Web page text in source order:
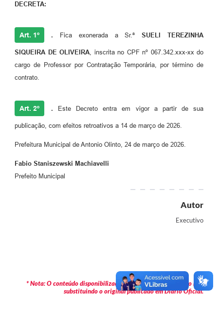
Leis
PPA 2026-2029
Tributação Municipal
Informação ao Cidadão
IPTU
Leis Municipais
Plano de Governo
Principal
DECRETA:
Art. 1º . Fica exonerada a Sr.ªSUELI TEREZINHA
SIQUEIRA DE OLIVEIRA, inscrita no CPF nº 067.342.xxx-xx do
cargo de Professor por Contratação Temporária, por término de
contrato.
Art. 2º . Este Decreto entra em vigor a partir de sua
publicação, com efeitos retroativos a 14 de março de 2026.
Prefeitura Municipal de Antonio Olinto, 24 de março de 2026.
Fabio Staniszewski Machiavelli
Prefeito Municipal
Autor
Executivo
* Nota: O conteúdo disponibilizado é meramente informativo não
substituindo o original publicado em Diário Oficial.